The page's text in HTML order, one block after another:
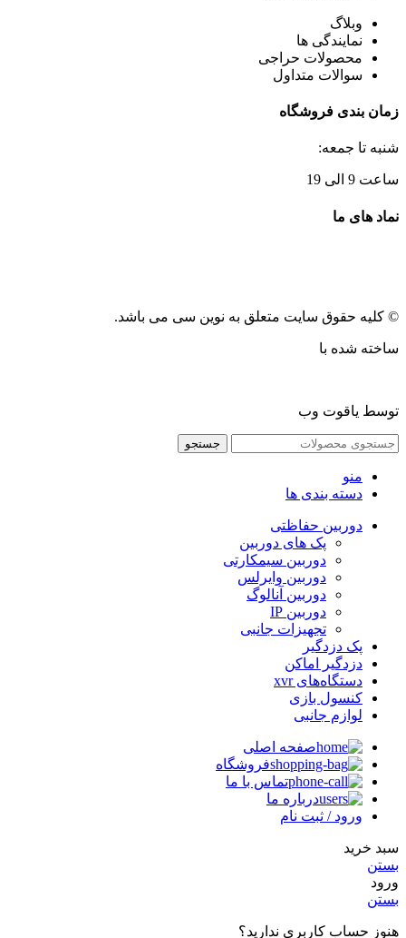
وبلاگ
نمایندگی ها
محصولات حراجی
سوالات متداول
زمان بندی فروشگاه
شنبه تا جمعه:
ساعت 9 الی 19
نماد های ما
© کلیه حقوق سایت متعلق به نوین سی می باشد.
ساخته شده با
توسط یاقوت وب
جستجو
منو
دسته بندی ها
دوربین حفاظتی
پک های دوربین
دوربین سیمکارتی
دوربین وایرلس
دوربین آنالوگ
دوربین IP
تجهیزات جانبی
پک دزدگیر
دزدگیر اماکن
دستگاه‌های xvr
کنسول بازی
لوازم جانبی
صفحه اصلی
فروشگاه
تماس با ما
درباره ما
ورود / ثبت نام
سبد خرید
بستن
ورود
بستن
هنوز حساب کاربری ندارید؟